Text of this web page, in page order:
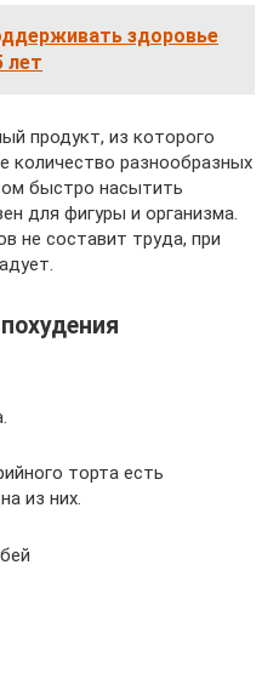
здоровье
лет
продукт, из которого
количество разнообразных
быстро насытить
для фигуры и организма.
не составит труда, при
торта есть
из них.